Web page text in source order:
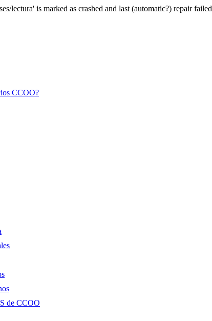
lectura' is marked as crashed and last (automatic?) repair failed
CCOO?
de CCOO